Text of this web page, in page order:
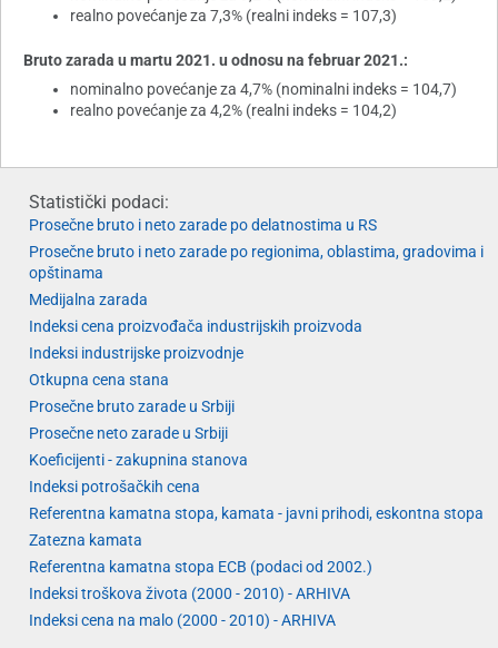
realno povećanje za 7,3% (realni indeks = 107,3)
Bruto zarada u martu 2021. u odnosu na februar 2021.:
nominalno povećanje za 4,7% (nominalni indeks = 104,7)
realno povećanje za 4,2% (realni indeks = 104,2)
Statistički podaci:
Prosečne bruto i neto zarade po delatnostima u RS
Prosečne bruto i neto zarade po regionima, oblastima, gradovima i
opštinama
Medijalna zarada
Indeksi cena proizvođača industrijskih proizvoda
Indeksi industrijske proizvodnje
Otkupna cena stana
Prosečne bruto zarade u Srbiji
Prosečne neto zarade u Srbiji
Koeficijenti - zakupnina stanova
Indeksi potrošačkih cena
Referentna kamatna stopa, kamata - javni prihodi, eskontna stopa
Zatezna kamata
Referentna kamatna stopa ECB (podaci od 2002.)
Indeksi troškova života (2000 - 2010) - ARHIVA
Indeksi cena na malo (2000 - 2010) - ARHIVA